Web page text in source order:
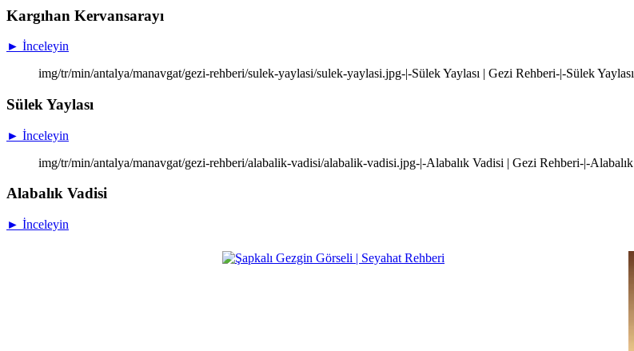
Kargıhan Kervansarayı
► İnceleyin
img/tr/min/antalya/manavgat/gezi-rehberi/sulek-yaylasi/sulek-yaylasi.jpg-|-Sülek Yaylası | Gezi Rehberi-|-Sülek
Sülek Yaylası
► İnceleyin
img/tr/min/antalya/manavgat/gezi-rehberi/alabalik-vadisi/alabalik-vadisi.jpg-|-Alabalık Vadisi | Gezi Rehberi-|-
Alabalık Vadisi
► İnceleyin